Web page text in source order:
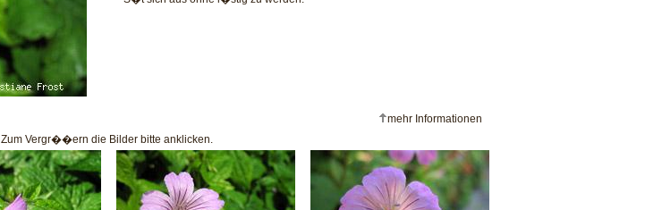
mehr Informationen
Zum Vergr��ern die Bilder bitte anklicken.